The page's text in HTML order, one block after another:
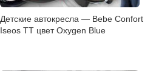
Детские автокресла — Bebe Confort
Iseos TT цвет Oxygen Blue